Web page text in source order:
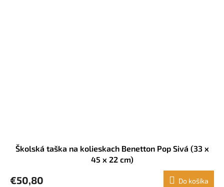
Školská taška na kolieskach Benetton Pop Sivá (33 x
45 x 22 cm)
€50,80 Do košíka